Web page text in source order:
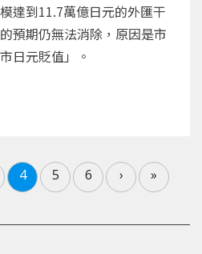
達到11.7萬億日元的外匯干
預期仍無法消除，原因是市
日元貶值」。
4 5 6 › »